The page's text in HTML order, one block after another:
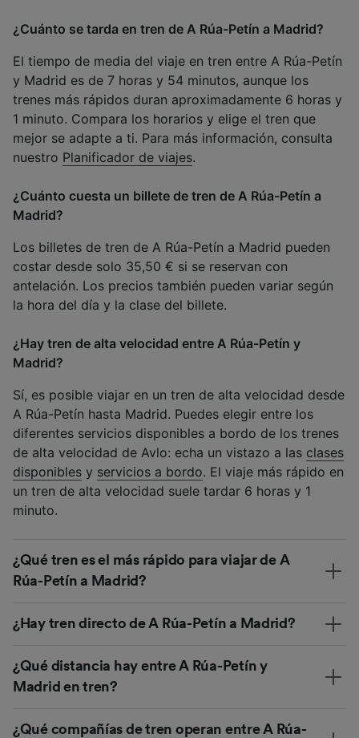
¿Cuánto se tarda en tren de A Rúa-Petín a Madrid?
El tiempo de media del viaje en tren entre A Rúa-Petín
y Madrid es de 7 horas y 54 minutos, aunque los
trenes más rápidos duran aproximadamente 6 horas y
1 minuto. Compara los horarios y elige el tren que
mejor se adapte a ti. Para más información, consulta
nuestro Planificador de viajes.
¿Cuánto cuesta un billete de tren de A Rúa-Petín a
Madrid?
Los billetes de tren de A Rúa-Petín a Madrid pueden
costar desde solo 35,50 € si se reservan con
antelación. Los precios también pueden variar según
la hora del día y la clase del billete.
¿Hay tren de alta velocidad entre A Rúa-Petín y
Madrid?
Sí, es posible viajar en un tren de alta velocidad desde
A Rúa-Petín hasta Madrid. Puedes elegir entre los
diferentes servicios disponibles a bordo de los trenes
de alta velocidad de Avlo: echa un vistazo a las clases
disponibles y servicios a bordo. El viaje más rápido en
un tren de alta velocidad suele tardar 6 horas y 1
minuto.
¿Qué tren es el más rápido para viajar de A
Rúa-Petín a Madrid?
¿Hay tren directo de A Rúa-Petín a Madrid?
¿Qué distancia hay entre A Rúa-Petín y
Madrid en tren?
¿Qué compañías de tren operan entre A Rúa-